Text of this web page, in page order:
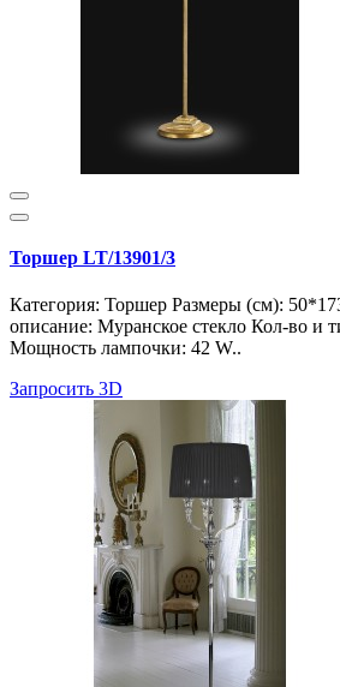
Торшер LT/13901/3
Категория: Торшер Размеры (см):
описание: Муранское стекло Кол-во и
Мощность лампочки: 42 W..
Запросить 3D